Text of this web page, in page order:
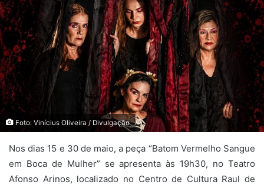
Foto: Vinícius Oliveira / Divulgação
Nos dias 15 e 30 de maio, a peça “Batom Vermelho Sangue
em Boca de Mulher” se apresenta às 19h30, no Teatro
Afonso Arinos, localizado no Centro de Cultura Raul de